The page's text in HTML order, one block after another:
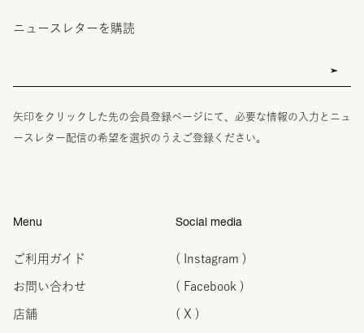
ニュースレターを購読
矢印をクリックした先の会員登録ページにて、必要な情報の入力とニュ
ースレター配信の希望を選択のうえご登録ください。
Menu
ご利用ガイド
お問い合わせ
店舗
Social media
( Instagram )
( Facebook )
( X )